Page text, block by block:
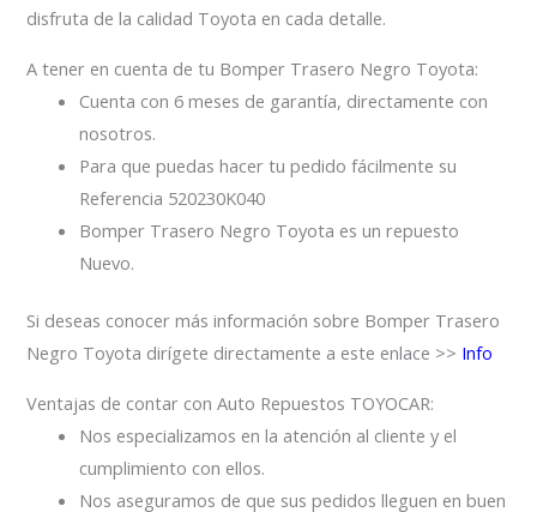
disfruta de la calidad Toyota en cada detalle.
A tener en cuenta de tu Bomper Trasero Negro Toyota:
Cuenta con 6 meses de garantía, directamente con
nosotros.
Para que puedas hacer tu pedido fácilmente su
Referencia 520230K040
Bomper Trasero Negro Toyota es un repuesto
Nuevo.
Si deseas conocer más información sobre Bomper Trasero
Negro Toyota dirígete directamente a este enlace >> Info
Ventajas de contar con Auto Repuestos TOYOCAR:
Nos especializamos en la atención al cliente y el
cumplimiento con ellos.
Nos aseguramos de que sus pedidos lleguen en buen